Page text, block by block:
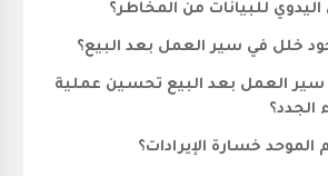
اليدوي للبيانات من المخاطر؟
خلل في سير العمل بعد البيع؟
سير العمل بعد البيع تحسين عملية
الجدد؟
خسارة الإيرادات؟